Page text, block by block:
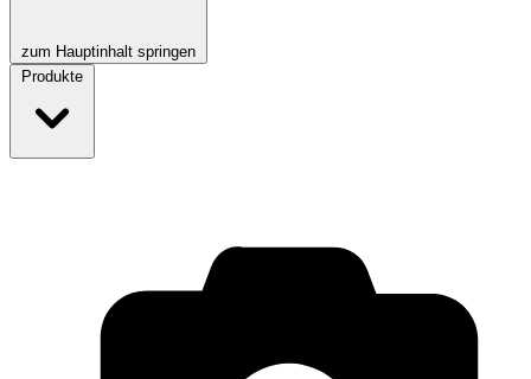
zum Hauptinhalt springen
Produkte